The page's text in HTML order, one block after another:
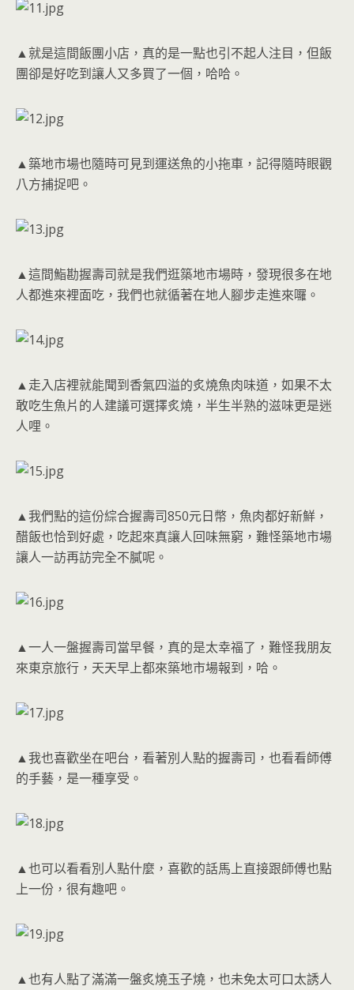
▲就是這間飯團小店，真的是一點也引不起人注目，但飯
團卻是好吃到讓人又多買了一個，哈哈。
▲築地市場也隨時可見到運送魚的小拖車，記得隨時眼觀
八方捕捉吧。
▲這間鮨勘握壽司就是我們逛築地市場時，發現很多在地
人都進來裡面吃，我們也就循著在地人腳步走進來囉。
▲走入店裡就能聞到香氣四溢的炙燒魚肉味道，如果不太
敢吃生魚片的人建議可選擇炙燒，半生半熟的滋味更是迷
人哩。
▲我們點的這份綜合握壽司850元日幣，魚肉都好新鮮，
醋飯也恰到好處，吃起來真讓人回味無窮，難怪築地市場
讓人一訪再訪完全不膩呢。
▲一人一盤握壽司當早餐，真的是太幸福了，難怪我朋友
來東京旅行，天天早上都來築地市場報到，哈。
▲我也喜歡坐在吧台，看著別人點的握壽司，也看看師傅
的手藝，是一種享受。
▲也可以看看別人點什麼，喜歡的話馬上直接跟師傅也點
上一份，很有趣吧。
▲也有人點了滿滿一盤炙燒玉子燒，也未免太可口太誘人